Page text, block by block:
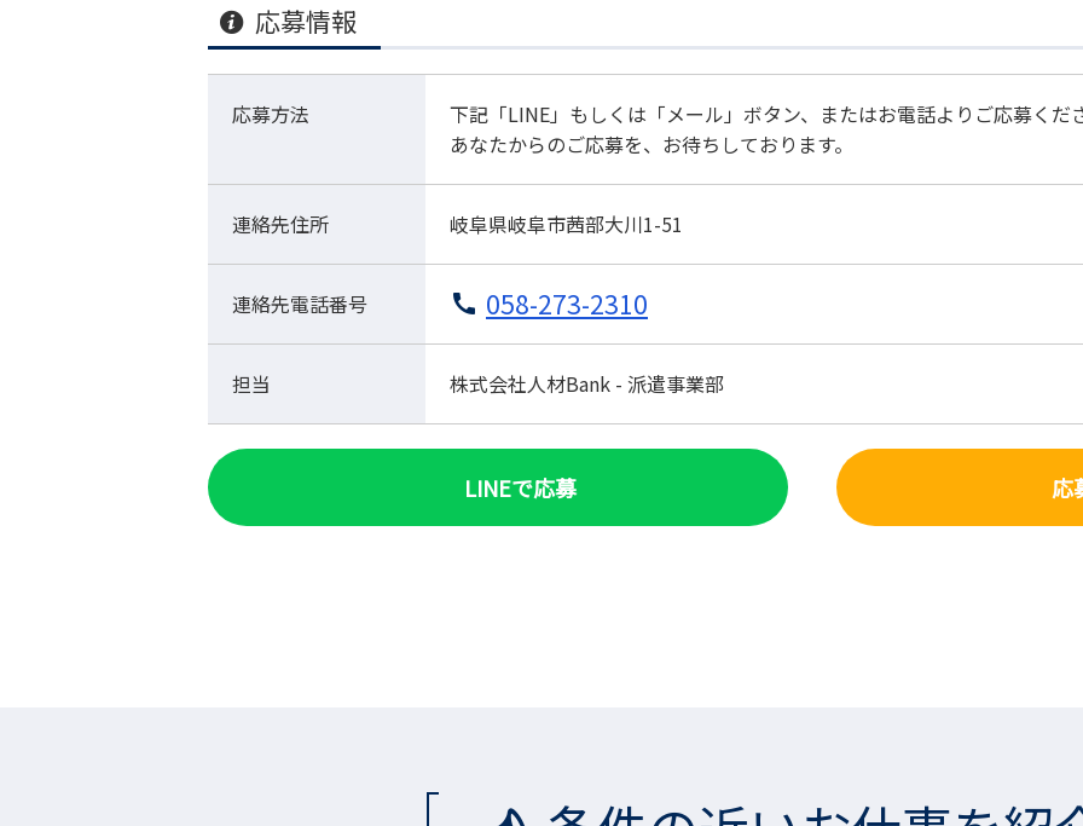
応募情報
応募方法
下記「LINE」もしくは「メール」ボタン、またはお電話よりご応募くだ
あなたからのご応募を、お待ちしております。
連絡先住所 岐阜県岐阜市茜部大川1-51
連絡先電話番号 058-273-2310
担当 株式会社人材Bank - 派遣事業部
LINEで応募 応